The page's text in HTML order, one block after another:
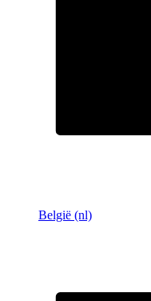
België (nl)